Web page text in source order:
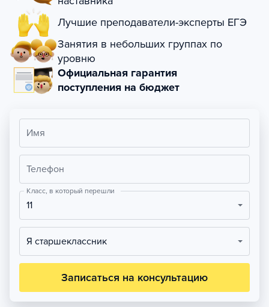
Лучшие преподаватели-эксперты ЕГЭ
Занятия в небольших группах по
уровню
Официальная гарантия
поступления на бюджет
Имя
Телефон
Класс, в который перешли
11
Я старшеклассник
Записаться на консультацию